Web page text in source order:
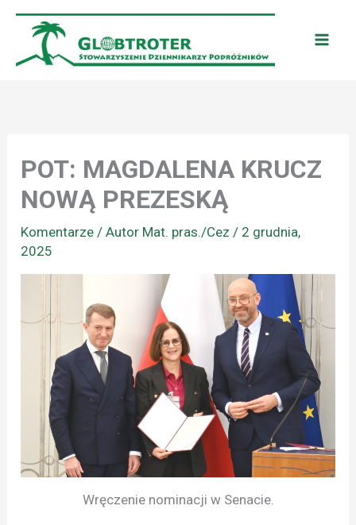
Przejdź
treści
POT: MAGDALENA KRUCZ
NOWĄ PREZESKĄ
Komentarze / Autor Mat. pras./Cez/ 2 grudnia,
2025
Wręczenie nominacji w Senacie.